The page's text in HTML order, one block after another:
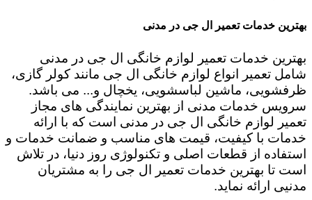
بهترین خدمات تعمیر ال جی در مدنی
بهترین خدمات تعمیر لوازم خانگی ال جی در مدنی
شامل تعمیر انواع لوازم خانگی ال جی مانند کولر گازی،
ظرفشویی، ماشین لباسشویی، یخچال و... می باشد.
سرویس خدمات مدنی از بهترین نمایندگی های مجاز
تعمیر لوازم خانگی ال جی در مدنی است که با ارائه
خدمات با کیفیت، قیمت های مناسب و ضمانت خدمات و
استفاده از قطعات اصلی و تکنولوژی روز دنیا، در تلاش
است تا بهترین خدمات تعمیر ال جی را به مشتریان
مدنیی ارائه نماید.